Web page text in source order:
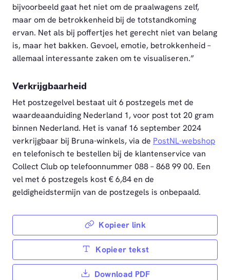
bijvoorbeeld gaat het niet om de praalwagens zelf,
maar om de betrokkenheid bij de totstandkoming
ervan. Net als bij poffertjes het gerecht niet van belang
is, maar het bakken. Gevoel, emotie, betrokkenheid –
allemaal interessante zaken om te visualiseren.”
Verkrijgbaarheid
Het postzegelvel bestaat uit 6 postzegels met de
waardeaanduiding Nederland 1, voor post tot 20 gram
binnen Nederland. Het is vanaf 16 september 2024
verkrijgbaar bij Bruna-winkels, via de PostNL-webshop
en telefonisch te bestellen bij de klantenservice van
Collect Club op telefoonnummer 088 – 868 99 00. Een
vel met 6 postzegels kost € 6,84 en de
geldigheidstermijn van de postzegels is onbepaald.
Kopieer link
Kopieer tekst
Download PDF